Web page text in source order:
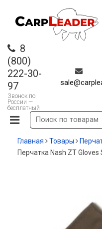
8
(800)
222-30-
97
Звонок по
России —
бесплатный
Главная Товары
Перчатка Nash ZT Gloves